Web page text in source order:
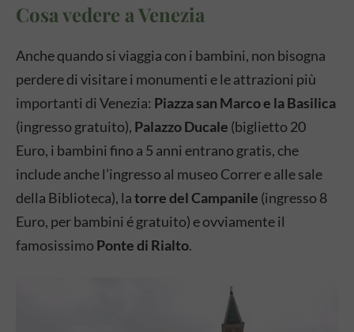
Cosa vedere a Venezia
Anche quando si viaggia con i bambini, non bisogna
perdere di visitare i monumenti e le attrazioni più
importanti di Venezia: Piazza san Marco e la Basilica
(ingresso gratuito), Palazzo Ducale (biglietto 20
Euro, i bambini fino a 5 anni entrano gratis, che
include anche l’ingresso al museo Correr e alle sale
della Biblioteca), latorre del Campanile (ingresso 8
Euro, per bambini é gratuito) e ovviamente il
famosissimo Ponte di Rialto.